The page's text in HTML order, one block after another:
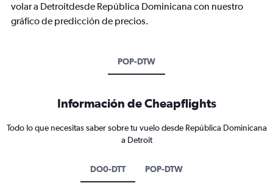
volar a Detroitdesde República Dominicana con nuestro
gráfico de predicción de precios.
POP-DTW
Información de Cheapflights
Todo lo que necesitas saber sobre tu vuelo desde República Dominicana
a Detroit
DO0-DTT POP-DTW